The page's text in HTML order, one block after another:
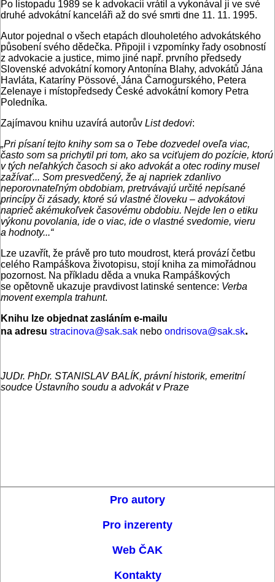
Po listopadu 1989 se k advokacii vrátil a vykonával ji ve své
druhé advokátní kanceláři až do své smrti dne 11. 11. 1995.
Autor pojednal o všech etapách dlouholetého advokátského
působení svého dědečka. Připojil i vzpomínky řady osobností
z advokacie a justice, mimo jiné např. prvního předsedy
Slovenské advokátní komory Antonína Blahy, advokátů Jána
Havláta, Kataríny Pössové, Jána Čarnogurského, Petera
Zelenaye i místopředsedy České advokátní komory Petra
Poledníka.
Zajímavou knihu uzavírá autorův List dedovi:
„Pri písaní tejto knihy som sa o Tebe dozvedel oveľa viac,
často som sa prichytil pri tom, ako sa vciťujem do pozície, ktorú
v tých neľahkých časoch si ako advokát a otec rodiny musel
zažívať... Som presvedčený, že aj napriek zdanlivo
neporovnateľným obdobiam, pretrvávajú určité nepísané
princípy či zásady, ktoré sú vlastné človeku – advokátovi
naprieč akémukoľvek časovému obdobiu. Nejde len o etiku
výkonu povolania, ide o viac, ide o vlastné svedomie, vieru
a hodnoty...“
Lze uzavřít, že právě pro tuto moudrost, která provází četbu
celého Rampáškova životopisu, stojí kniha za mimořádnou
pozornost. Na příkladu děda a vnuka Rampáškových
se opětovně ukazuje pravdivost latinské sentence: Verba
movent exempla trahunt.
Knihu lze objednat zasláním e-mailu
na adresu stracinova@sak.sak nebo ondrisova@sak.sk.
JUDr. PhDr. STANISLAV BALÍK, právní historik, emeritní
soudce Ústavního soudu a advokát v Praze
Pro autory
Pro inzerenty
Web ČAK
Kontakty